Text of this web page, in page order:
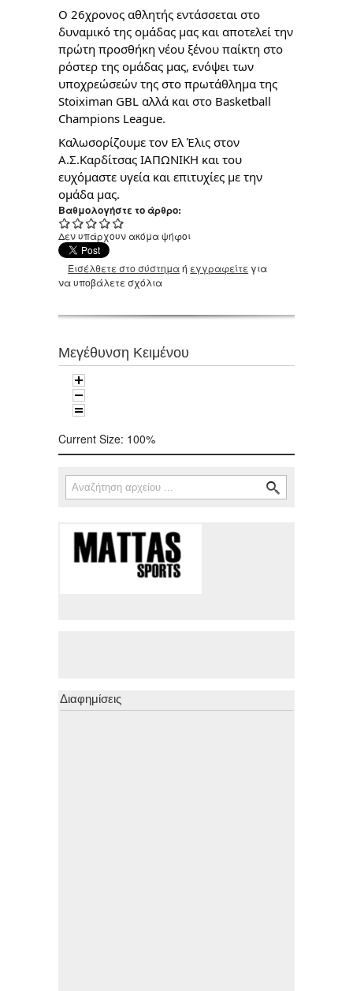
Ο 26χρονος αθλητής εντάσσεται στο
δυναμικό της ομάδας μας και αποτελεί την
πρώτη προσθήκη νέου ξένου παίκτη στο
ρόστερ της ομάδας μας, ενόψει των
υποχρεώσεών της στο πρωτάθλημα της
Stoiximan GBL αλλά και στο Basketball
Champions League.
Καλωσορίζουμε τον Ελ Έλις στον
Α.Σ.Καρδίτσας ΙΑΠΩΝΙΚΗ και του
ευχόμαστε υγεία και επιτυχίες με την
ομάδα μας.
Βαθμολογήστε το άρθρο:
Δεν υπάρχουν ακόμα ψήφοι
Εισέλθετε στο σύστημαή εγγραφείτε για
να υποβάλετε σχόλια
Μεγέθυνση Κειμένου
Current Size: 100%
Φόρμα αναζήτησης
Αναζήτηση
Διαφημίσεις